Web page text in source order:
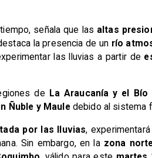
señala que las altas
la presencia de un río
las lluvias a partir de
de La Araucanía y el Bío
Ñuble y Mauledebido al sistema
por las lluvias,
Sin embargo, en lazona